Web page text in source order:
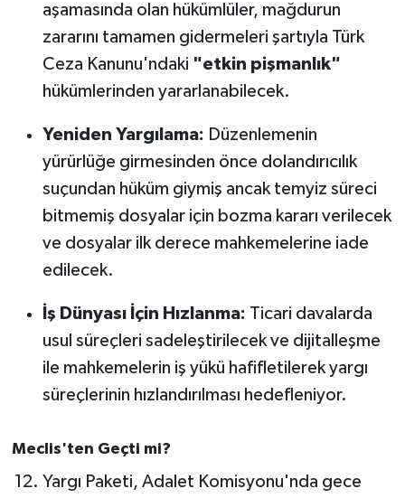
aşamasında olan hükümlüler, mağdurun
zararını tamamen gidermeleri şartıyla Türk
Ceza Kanunu'ndaki "etkin pişmanlık"
hükümlerinden yararlanabilecek.
Yeniden Yargılama: Düzenlemenin
yürürlüğe girmesinden önce dolandırıcılık
suçundan hüküm giymiş ancak temyiz süreci
bitmemiş dosyalar için bozma kararı verilecek
ve dosyalar ilk derece mahkemelerine iade
edilecek.
İş Dünyası İçin Hızlanma: Ticari davalarda
usul süreçleri sadeleştirilecek ve dijitalleşme
ile mahkemelerin iş yükü hafifletilerek yargı
süreçlerinin hızlandırılması hedefleniyor.
Meclis'ten Geçti mi?
Yargı Paketi, Adalet Komisyonu'nda gece
SAĞLIK
Savaştepe
SİYASET
Sındırgı
SPOR
Susurluk
Trend